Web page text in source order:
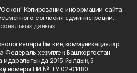
Копирование информации сайта
согласия администрации.
данных
һәм киң коммуникациялар
Федераль хеҙмәттең Башҡортостан
идаралығында 2015 йылдың 6
номеры ПИ № ТУ 02-01480.